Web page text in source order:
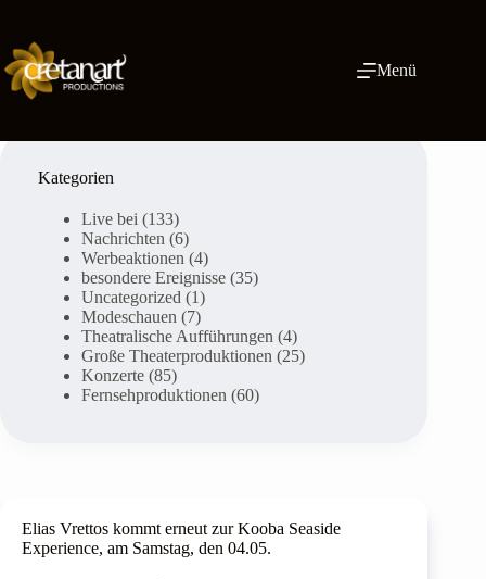
springen
Menü
Elias Vrettos kommt erneut zur Kooba Seaside
Experience, am Samstag, den 04.05.
Kategorien
Live bei (133)
Nachrichten (6)
Werbeaktionen (4)
besondere Ereignisse (35)
Uncategorized (1)
Modeschauen (7)
Theatralische Aufführungen (4)
Große Theaterproduktionen (25)
Konzerte (85)
Fernsehproduktionen (60)